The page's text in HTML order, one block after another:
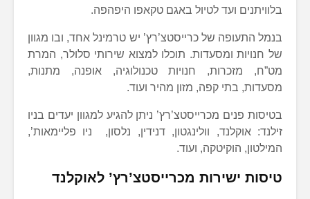
בלוויתנים ועד לטיול באגם טקאפו היפהפה.
בנמל התעופה של כרייסטצ’רץ’ יש טרמינל אחד, ובו מגוון
של חנויות ומסעדות. תוכלו למצוא שירותי סלולר, המרת
מט”ח, מזכרות, חנויות טכנולוגיה, אופנה, מתנות,
מסעדות, בתי קפה, מזון מהיר ועוד.
בטיסות פנים מכרייסטצ’רץ’ ניתן להגיע למגוון יעדים בניו
זילנד: אוקלנד, וולינגטון, דנידין, נלסון, ניו פליימאות’,
המילטון, הוקיטקה, ועוד.
טיסות ישירות מכרייסטצ’רץ’ לאוקלנד